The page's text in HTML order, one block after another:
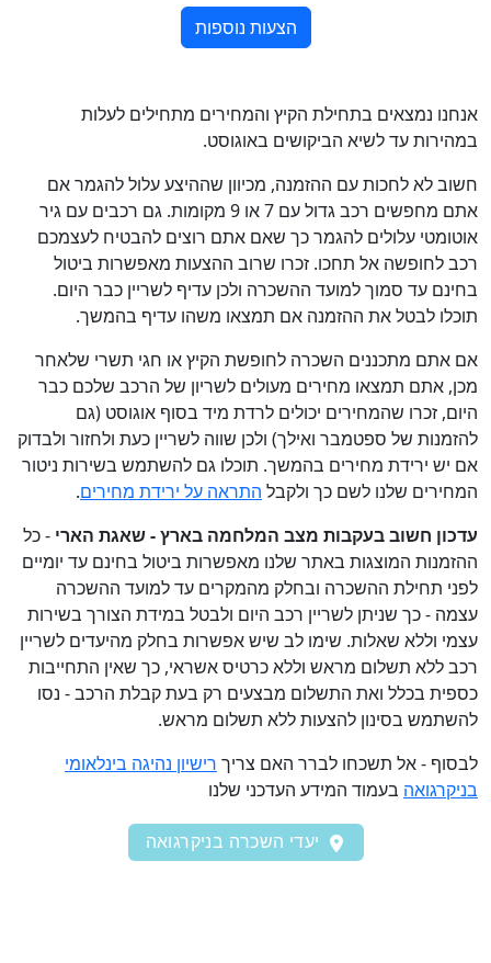
אנחנו נמצאים בתחילת הקיץ והמחירים מתחילים לעלות
במהירות עד לשיא הביקושים באוגוסט.
חשוב לא לחכות עם ההזמנה, מכיוון שההיצע עלול להגמר אם
אתם מחפשים רכב גדול עם 7 או 9 מקומות. גם רכבים עם גיר
אוטומטי עלולים להגמר כך שאם אתם רוצים להבטיח לעצמכם
רכב לחופשה אל תחכו. זכרו שרוב ההצעות מאפשרות ביטול
בחינם עד סמוך למועד ההשכרה ולכן עדיף לשריין כבר היום.
תוכלו לבטל את ההזמנה אם תמצאו משהו עדיף בהמשך.
אם אתם מתכננים השכרה לחופשת הקיץ או חגי תשרי שלאחר
מכן, אתם תמצאו מחירים מעולים לשריון של הרכב שלכם כבר
היום, זכרו שהמחירים יכולים לרדת מיד בסוף אוגוסט (גם
להזמנות של ספטמבר ואילך) ולכן שווה לשריין כעת ולחזור ולבדוק
אם יש ירידת מחירים בהמשך. תוכלו גם להשתמש בשירות ניטור
המחירים שלנו לשם כך ולקבל התראה על ירידת מחירים.
עדכון חשוב בעקבות מצב המלחמה בארץ - שאגת הארי - כל
ההזמנות המוצגות באתר שלנו מאפשרות ביטול בחינם עד יומיים
לפני תחילת ההשכרה ובחלק מהמקרים עד למועד ההשכרה
עצמה - כך שניתן לשריין רכב היום ולבטל במידת הצורך בשירות
עצמי וללא שאלות. שימו לב שיש אפשרות בחלק מהיעדים לשריין
רכב ללא תשלום מראש וללא כרטיס אשראי, כך שאין התחייבות
כספית בכלל ואת התשלום מבצעים רק בעת קבלת הרכב - נסו
להשתמש בסינון להצעות ללא תשלום מראש.
לבסוף - אל תשכחו לברר האם צריך רישיון נהיגה בינלאומי
בניקרגואה בעמוד המידע העדכני שלנו
יעדי השכרה בניקרגואה